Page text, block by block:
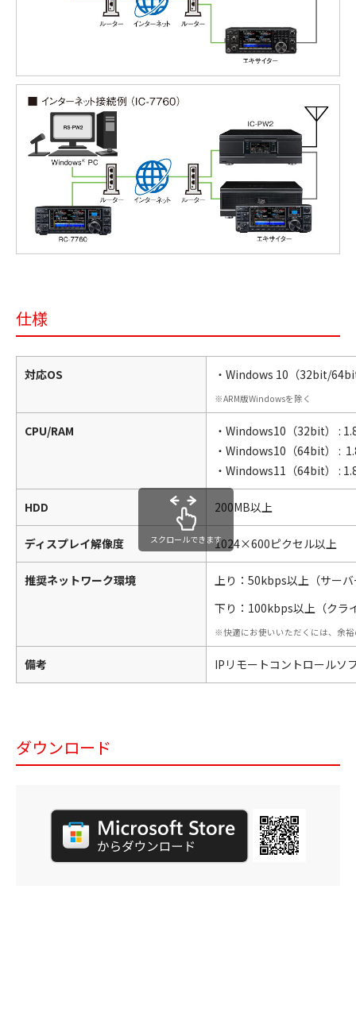
仕様
対応OS ・Windows 10（32bit/
ARM版Windowsを除く
CPU/RAM
・Windows10（32bit） :
・Windows10（64bit） :
・Windows11（64bit） :
HDD 200MB以上
ディスプレイ解像度 1024×600ピクセル以上
推奨ネットワーク環境
上り：50kbps以上（サー
下り：100kbps以上（クラ
快適にお使いいただくには、余
備考 IPリモートコントロールソ
スクロールできます
ダウンロード